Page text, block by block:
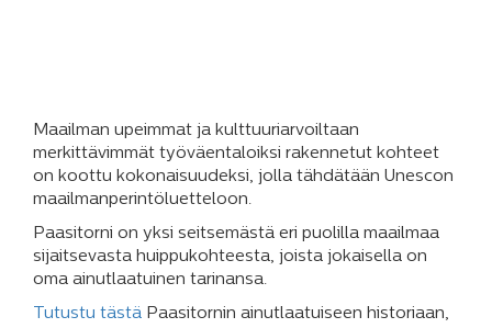
Maailman upeimmat ja kulttuuriarvoiltaan
merkittävimmät työväentaloiksi rakennetut kohteet
on koottu kokonaisuudeksi, jolla tähdätään Unescon
maailmanperintöluetteloon.
Paasitorni on yksi seitsemästä eri puolilla maailmaa
sijaitsevasta huippukohteesta, joista jokaisella on
oma ainutlaatuinen tarinansa.
Tutustu tästä Paasitornin ainutlaatuiseen historiaan,